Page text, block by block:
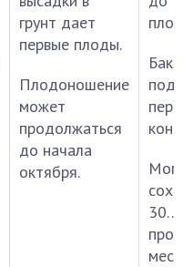
грунт дает
первые плоды.
Плодоношение
может
продолжаться
до начала
октября.